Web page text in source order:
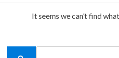
It seems we can’t find